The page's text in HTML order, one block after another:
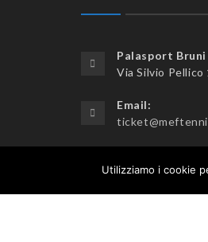
Palasport Bruni
Via Silvio Pellico
Email:
+39
Utilizziamo i cookie